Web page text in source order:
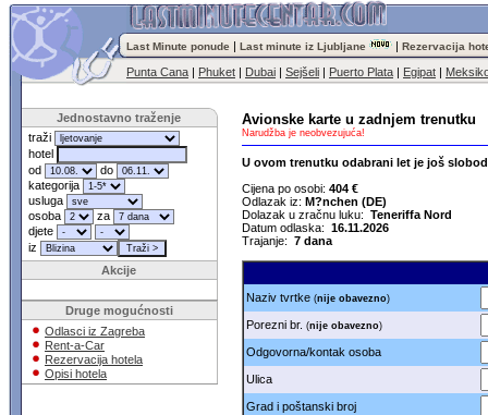
Last Minute ponude | Last minute iz Ljubljane | Rezervacija
Punta Cana | Phuket | Dubai | Sejšeli | Puerto Plata | Egipat |
Jednostavno traženje
traži
hotel
od
do
kategorija
usluga
osoba
za
djete
iz
Akcije
Druge mogućnosti
Odlasci iz Zagreba
Rent-a-Car
Rezervacija hotela
Opisi hotela
Avionske karte u zadnjem trenutku
Narudžba je neobvezujuća!
U ovom trenutku odabrani let je još
Cijena po osobi: 404 €
Odlazak iz: M?nchen (DE)
Dolazak u zračnu luku: Teneriffa Nord
Datum odlaska: 16.11.2026
Trajanje: 7 dana
Naziv tvrtke (nije obavezno)
Porezni br. (nije obavezno)
Odgovorna/kontak osoba
Ulica
Grad i poštanski broj